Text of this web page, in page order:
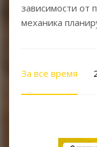
зависимости от
механика
За все время
CONDTROL
RACIO